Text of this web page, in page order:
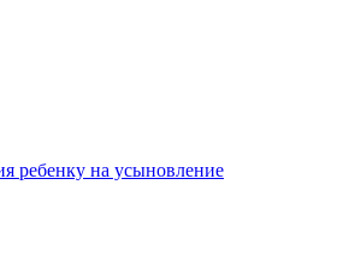
ребенку на усыновление